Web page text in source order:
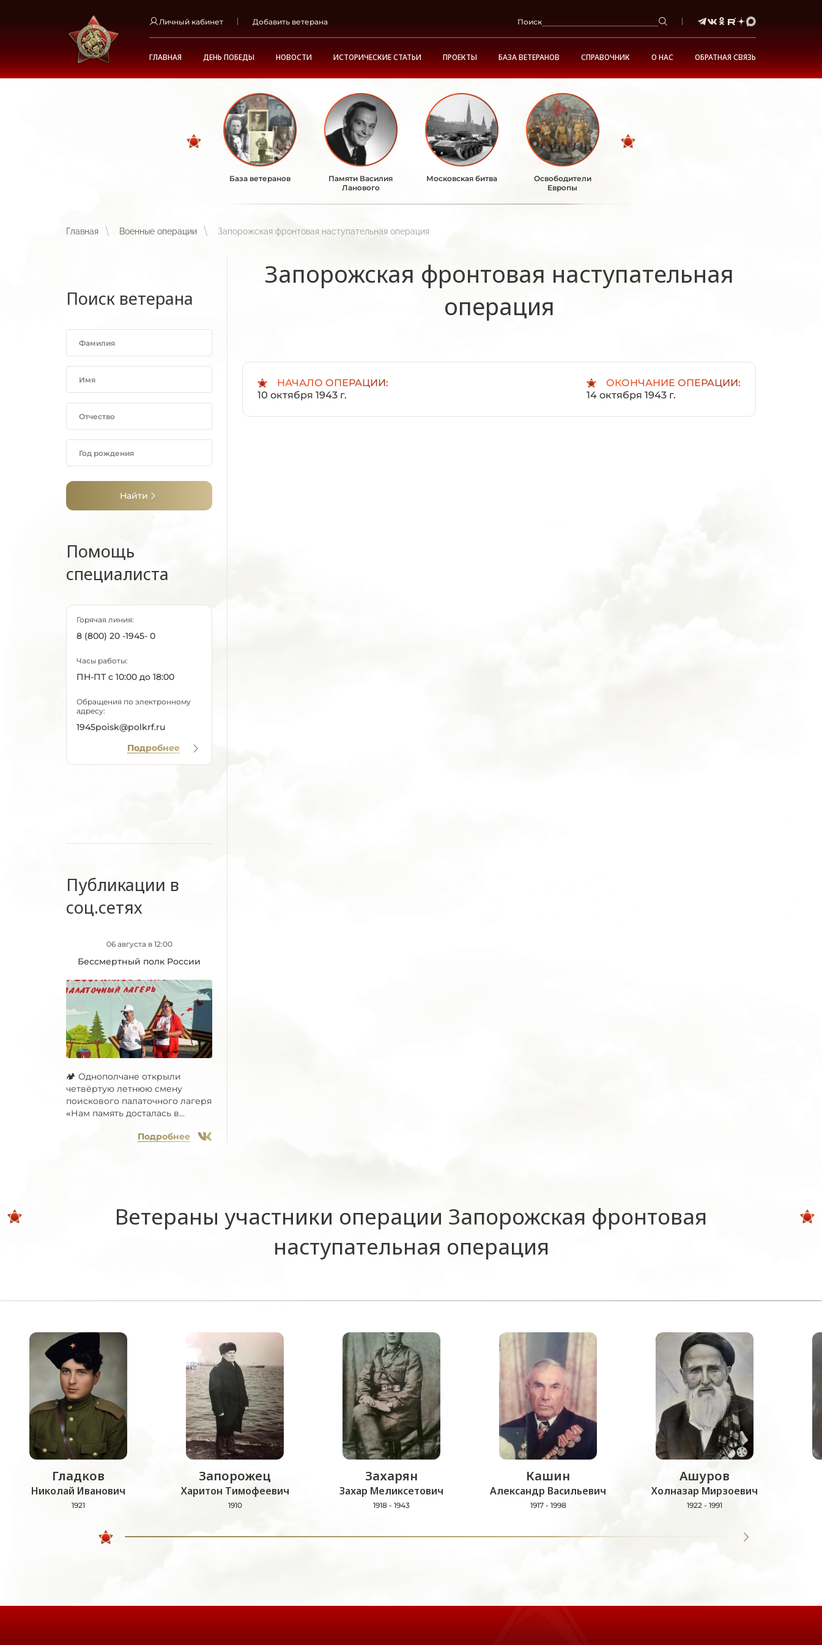
Личный кабинет Добавить ветерана Поиск
ГЛАВНАЯ ДЕНЬ ПОБЕДЫ НОВОСТИ ИСТОРИЧЕСКИЕ СТАТЬИ ПРОЕКТЫ БАЗА ВЕТЕРАНОВ СПРАВОЧНИК О НАС ОБРАТНАЯ СВЯЗЬ
База ветеранов
Памяти Василия
Ланового
Московская битва
Освободители
Европы
Главная Военные операции Запорожская фронтовая наступательная операция
Поиск ветерана
Найти
Помощь
специалиста
Горячая линия:
8 (800) 20 -1945- 0
Часы работы:
ПН-ПТ с 10:00 до 18:00
Обращения по электронному
адресу:
1945poisk@polkrf.ru
Подробнее
Публикации в
соц.сетях
06 августа в 12:00
Бессмертный полк России
🏕 Однополчане открыли
четвёртую летнюю смену
поискового палаточного лагеря
«Нам память досталась в...
Подробнее
Запорожская фронтовая наступательная
операция
НАЧАЛО ОПЕРАЦИИ:
10 октября 1943 г.
ОКОНЧАНИЕ ОПЕРАЦИИ:
14 октября 1943 г.
Ветераны участники операции Запорожская фронтовая
наступательная операция
Гладков
Николай Иванович
1921
Запорожец
Харитон Тимофеевич
1910
Захарян
Захар Меликсетович
1918 - 1943
Кашин
Александр Васильевич
1917 - 1998
Ашуров
Холназар Мирзоевич
1922 - 1991